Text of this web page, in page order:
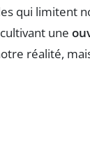
qui limitent
une
réalité,